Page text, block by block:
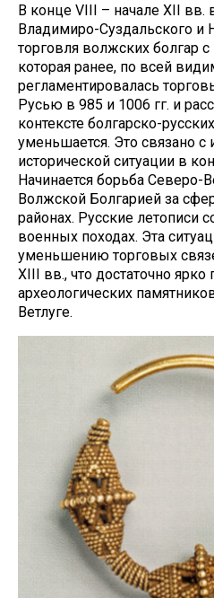
В конце VIII – начале XII вв.
Владимиро-Суздальского и
торговля волжских болгар
которая ранее, по всей
регламентировалась
Русью в 985 и 1006 гг. и
контексте болгарско-
уменьшается. Это связано
исторической ситуации в
Начинается борьба Северо-
Волжской Болгарией за
районах. Русские летописи
военных походах. Эта
уменьшению торговых
XIII вв., что достаточно
археологических
Ветлуге.